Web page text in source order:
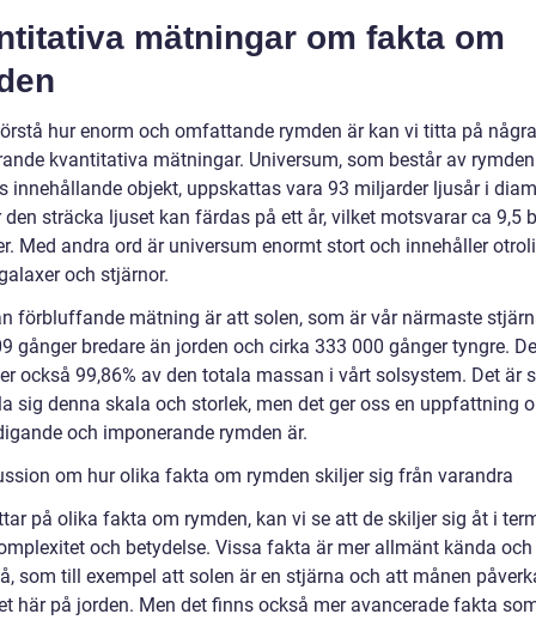
mätningar om fakta om
hur enorm och omfattande rymden är kan vi titta på några
kvantitativa mätningar. Universum, som består av
innehållande objekt, uppskattas vara 93 miljarder ljusår i
den sträcka ljuset kan färdas på ett år, vilket motsvarar ca 9,5
Med andra ord är universum enormt stort och innehåller
och stjärnor.
förbluffande mätning är att solen, som är vår närmaste
gånger bredare än jorden och cirka 333 000 gånger tyngre.
också 99,86% av den totala massan i vårt solsystem. Det är
sig denna skala och storlek, men det ger oss en uppfattning
och imponerande rymden är.
om hur olika fakta om rymden skiljer sig från varandra
på olika fakta om rymden, kan vi se att de skiljer sig åt i
och betydelse. Vissa fakta är mer allmänt kända
som till exempel att solen är en stjärna och att månen
här på jorden. Men det finns också mer avancerade fakta